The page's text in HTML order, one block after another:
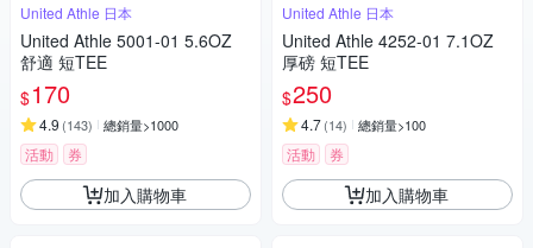
United Athle 日本
United Athle 5001-01 5.6OZ
舒適 短TEE
$170
4.9 (143) 總銷量>1000
活動 券
加入購物車
United Athle 日本
United Athle 4252-01 7.1OZ
厚磅 短TEE
$250
4.7(14) 總銷量>100
活動 券
加入購物車